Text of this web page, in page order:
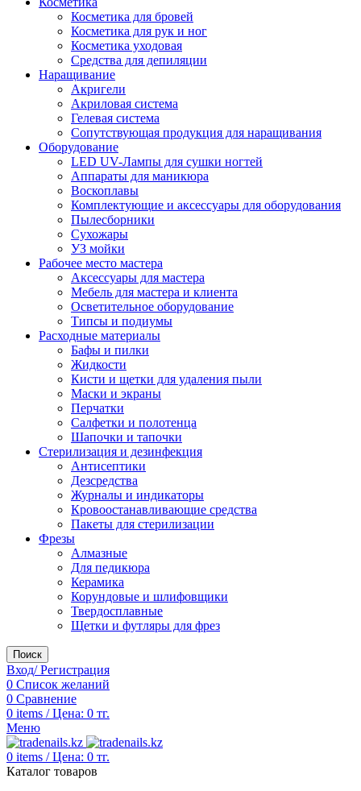
Косметика для бровей
Косметика для рук и ног
Косметика уходовая
Средства для депиляции
Наращивание
Акригели
Акриловая система
Гелевая система
Сопутствующая продукция для наращивания
Оборудование
LED UV-Лампы для сушки ногтей
Аппараты для маникюра
Воскоплавы
Комплектующие и аксессуары для оборудования
Пылесборники
Сухожары
УЗ мойки
Рабочее место мастера
Аксессуары для мастера
Мебель для мастера и клиента
Осветительное оборудование
Типсы и подиумы
Расходные материалы
Бафы и пилки
Жидкости
Кисти и щетки для удаления пыли
Маски и экраны
Перчатки
Салфетки и полотенца
Шапочки и тапочки
Стерилизация и дезинфекция
Антисептики
Дезсредства
Журналы и индикаторы
Кровоостанавливающие средства
Пакеты для стерилизации
Фрезы
Алмазные
Для педикюра
Керамика
Корундовые и шлифовщики
Твердосплавные
Щетки и футляры для фрез
Поиск
Вход/ Регистрация
0 Список желаний
0 Сравнение
0 items / Цена: 0 тг.
Меню
0 items / Цена: 0 тг.
Каталог товаров